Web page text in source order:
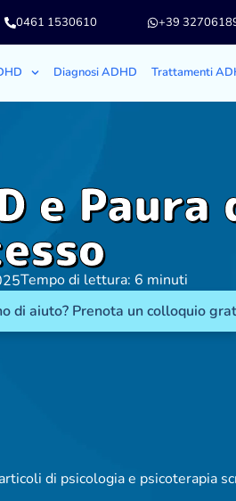
0461 1530610 +39
Diagnosi ADHD Trattamenti
e Paura
Tempo di lettura: 6 minuti
di aiuto? Prenota un colloquio
di psicologia e psicoterapia